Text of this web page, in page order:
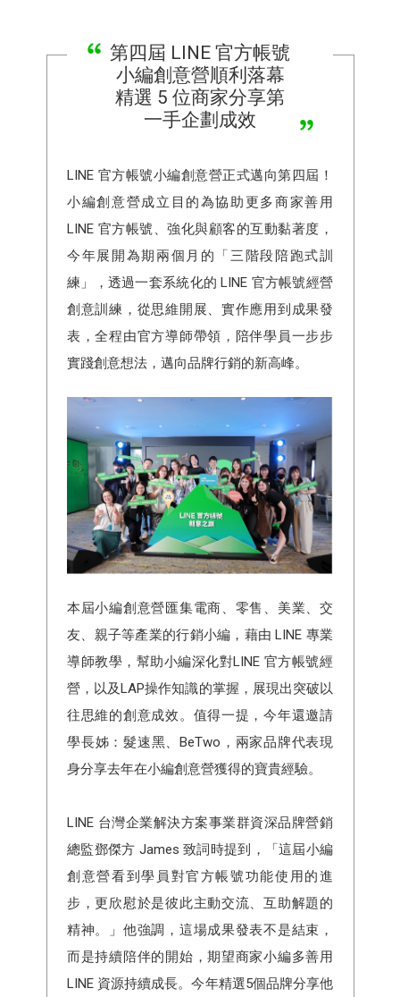
第四屆 LINE 官方帳號
小編創意營順利落幕
精選 5 位商家分享第
一手企劃成效
LINE 官方帳號小編創意營正式邁向第四屆！
小編創意營成立目的為協助更多商家善用
LINE 官方帳號、強化與顧客的互動黏著度，
今年展開為期兩個月的「三階段陪跑式訓
練」，透過一套系統化的 LINE 官方帳號經營
創意訓練，從思維開展、實作應用到成果發
表，全程由官方導師帶領，陪伴學員一步步
實踐創意想法，邁向品牌行銷的新高峰。
本屆小編創意營匯集電商、零售、美業、交
友、親子等產業的行銷小編，藉由 LINE 專業
導師教學，幫助小編深化對LINE 官方帳號經
營，以及LAP操作知識的掌握，展現出突破以
往思維的創意成效。值得一提，今年還邀請
學長姊：髮速黑、BeTwo，兩家品牌代表現
身分享去年在小編創意營獲得的寶貴經驗。
LINE 台灣企業解決方案事業群資深品牌營銷
總監鄧傑方 James 致詞時提到，「這屆小編
創意營看到學員對官方帳號功能使用的進
步，更欣慰於是彼此主動交流、互助解題的
精神。」他強調，這場成果發表不是結束，
而是持續陪伴的開始，期望商家小編多善用
LINE 資源持續成長。今年精選5個品牌分享他